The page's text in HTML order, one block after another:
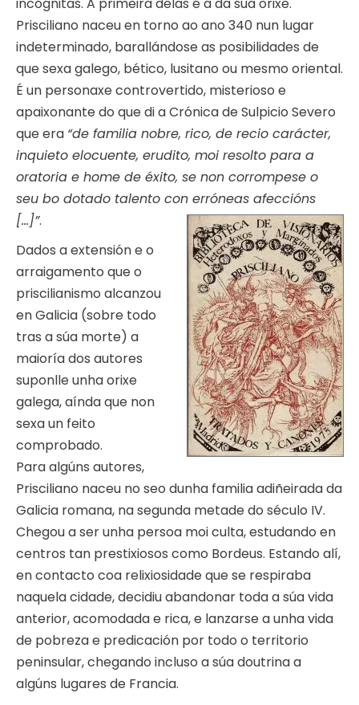
incógnitas. A primeira delas é a da súa orixe.
Prisciliano naceu en torno ao ano 340 nun lugar
indeterminado, barallándose as posibilidades de
que sexa galego, bético, lusitano ou mesmo oriental.
É un personaxe controvertido, misterioso e
apaixonante do que di a Crónica de Sulpicio Severo
que era “de familia nobre, rico, de recio carácter,
inquieto elocuente, erudito, moi resolto para a
oratoria e home de éxito, se non corrompese o
seu bo dotado talento con erróneas afeccións
[…]”.
Dados a extensión e o
arraigamento que o
priscilianismo alcanzou
en Galicia (sobre todo
tras a súa morte) a
maioría dos autores
suponlle unha orixe
galega, aínda que non
sexa un feito
comprobado.
Para algúns autores,
Prisciliano naceu no seo dunha familia adiñeirada da
Galicia romana, na segunda metade do século IV.
Chegou a ser unha persoa moi culta, estudando en
centros tan prestixiosos como Bordeus. Estando alí,
en contacto coa relixiosidade que se respiraba
naquela cidade, decidiu abandonar toda a súa vida
anterior, acomodada e rica, e lanzarse a unha vida
de pobreza e predicación por todo o territorio
peninsular, chegando incluso a súa doutrina a
algúns lugares de Francia.